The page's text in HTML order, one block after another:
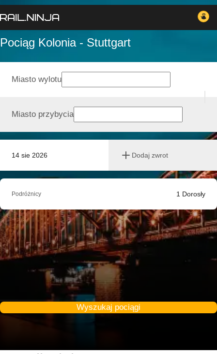
Pociąg Kolonia - Stuttgart
14 sie 2026 Dodaj zwrot
Miasto wylotu
Miasto przybycia
Podróżnicy 1 Dorosły
Wyszukaj pociągi